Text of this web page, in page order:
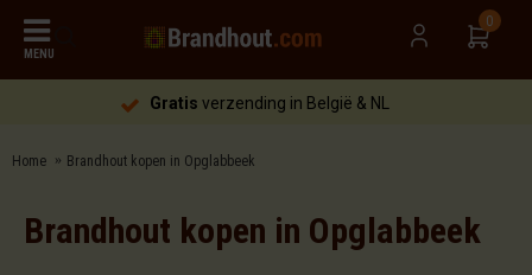
MENU
0
Gratis verzending in België & NL
Home Brandhout kopen in Opglabbeek
Brandhout kopen in Opglabbeek